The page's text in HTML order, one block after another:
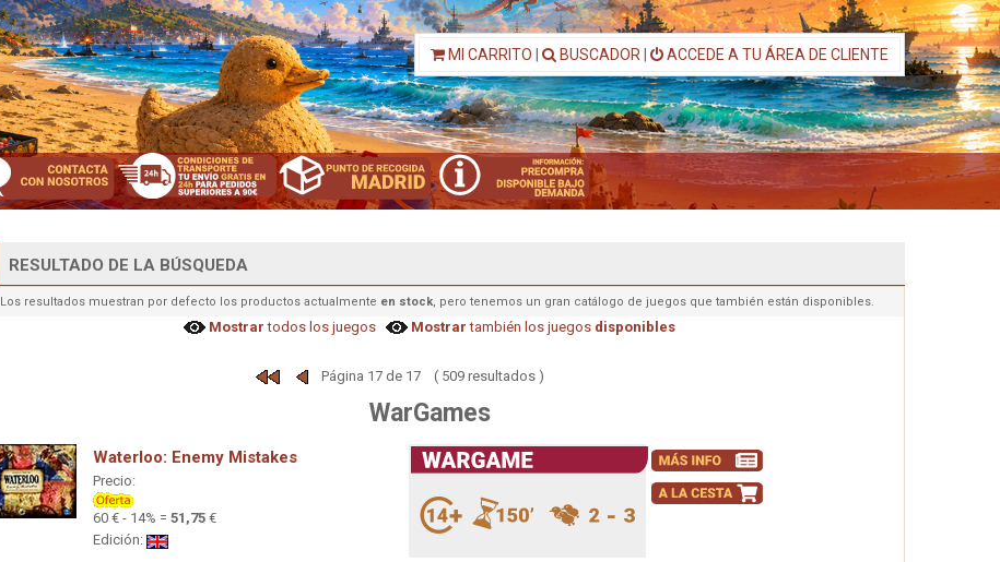
MI CARRITO BUSCADOR ACCEDE A TU ÁREA DE CLIENTE
RESULTADO DE LA BÚSQUEDA
Los resultados muestran por defecto los productos actualmente en stock, pero tenemos un gran catálogo de juegos que también están disponibles.
Mostrar todos los juegos Mostrar también los juegos disponibles
Página 17 de 17 ( 509 resultados )
WarGames
Waterloo: Enemy Mistakes
Precio:
60 € - 14% = 51,75 €
Edición: